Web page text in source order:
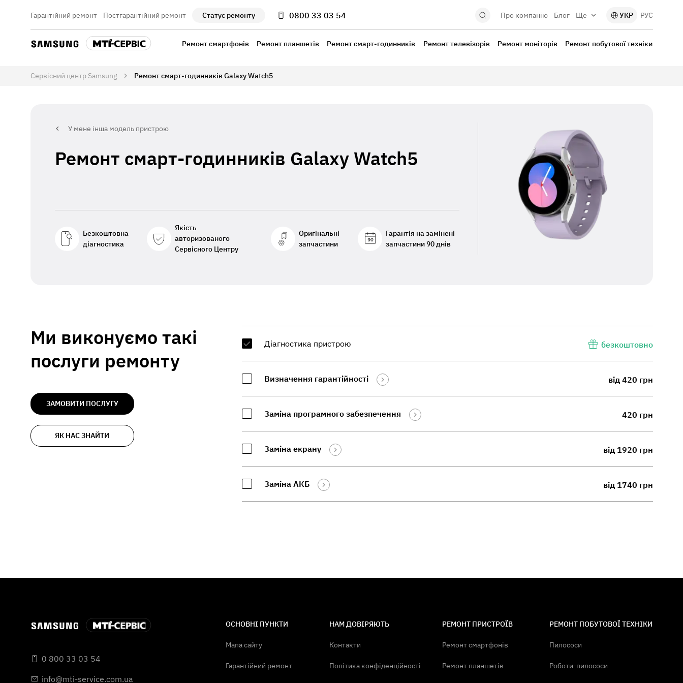
Гарантійний ремонт Постгарантійний ремонт Статус ремонту 0800 33 03 54 Про компанію Блог Ще УКР РУС
Ремонт смартфонів Ремонт планшетів Ремонт смарт-годинників Ремонт телевізорів Ремонт моніторів Ремонт побутової техніки
Сервісний центр Samsung Ремонт смарт-годинників Galaxy Watch5
У мене інша модель пристрою
Ремонт смарт-годинників Galaxy Watch5
Безкоштовна
діагностика
Якість
авторизованого
Сервісного Центру
Оригінальні
запчастини
Гарантія на замінені
запчастини 90 днів
Ми виконуємо такі
послуги ремонту
ЗАМОВИТИ ПОСЛУГУ
ЯК НАС ЗНАЙТИ
Діагностика пристрою безкоштовно
Визначення гарантійності від 420 грн
Заміна програмного забезпечення 420 грн
Заміна екрану від 1920 грн
Заміна АКБ від 1740 грн
0 800 33 03 54
info@mti-service.com.ua
ОСНОВНІ ПУНКТИ
Мапа сайту
Гарантійний ремонт
НАМ ДОВІРЯЮТЬ
Контакти
Політика конфіденційності
РЕМОНТ ПРИСТРОЇВ
Ремонт смартфонів
Ремонт планшетів
РЕМОНТ ПОБУТОВОЇ ТЕХНІКИ
Пилососи
Роботи-пилососи